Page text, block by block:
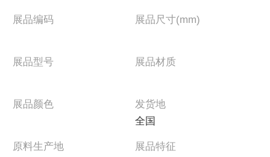
展品编码 展品尺寸(mm)
展品型号 展品材质
展品颜色
发货地
全国
原料生产地
展品特征